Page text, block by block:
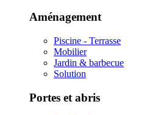
Aménagement
Piscine - Terrasse
Mobilier
Jardin & barbecue
Solution
Portes et abris